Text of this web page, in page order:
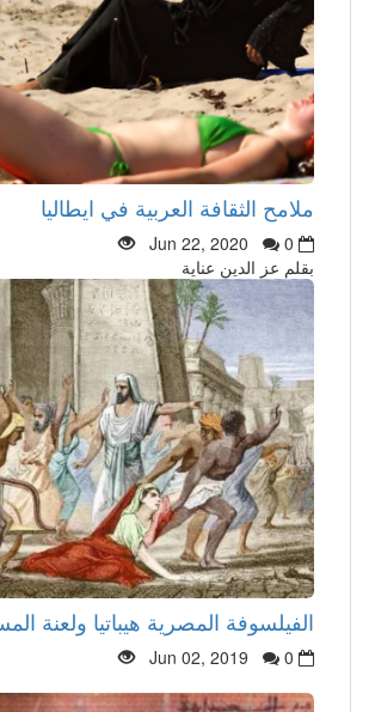
ملامح الثقافة العربية في ايطاليا
Jun 22, 2020
0
بقلم عز الدين عناية
الفيلسوفة المصرية هيباتيا ولعنة
Jun 02, 2019 0